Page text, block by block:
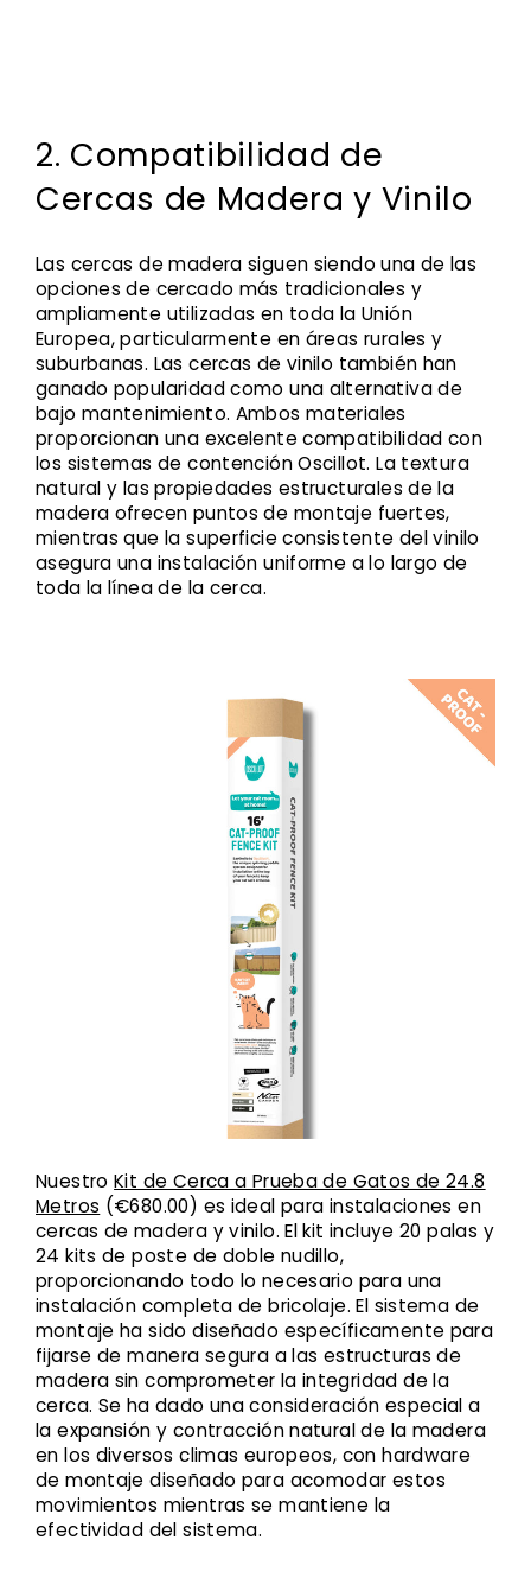
2. Compatibilidad de
Cercas de Madera y Vinilo
Las cercas de madera siguen siendo una de las
opciones de cercado más tradicionales y
ampliamente utilizadas en toda la Unión
Europea, particularmente en áreas rurales y
suburbanas. Las cercas de vinilo también han
ganado popularidad como una alternativa de
bajo mantenimiento. Ambos materiales
proporcionan una excelente compatibilidad con
los sistemas de contención Oscillot. La textura
natural y las propiedades estructurales de la
madera ofrecen puntos de montaje fuertes,
mientras que la superficie consistente del vinilo
asegura una instalación uniforme a lo largo de
toda la línea de la cerca.
NuestroKit de Cerca a Prueba de Gatos de 24.8
Metros (€680.00) es ideal para instalaciones en
cercas de madera y vinilo. El kit incluye 20 palas y
24 kits de poste de doble nudillo,
proporcionando todo lo necesario para una
instalación completa de bricolaje. El sistema de
montaje ha sido diseñado específicamente para
fijarse de manera segura a las estructuras de
madera sin comprometer la integridad de la
cerca. Se ha dado una consideración especial a
la expansión y contracción natural de la madera
en los diversos climas europeos, con hardware
de montaje diseñado para acomodar estos
movimientos mientras se mantiene la
efectividad del sistema.